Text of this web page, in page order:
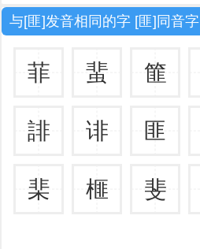
与[匪]发音相同的字 [匪]同音字
菲 蜚 篚
誹 诽 匪
棐 榧 斐